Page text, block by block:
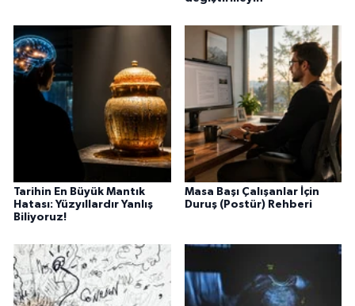
Tarihin En Büyük Mantık
Hatası: Yüzyıllardır Yanlış
Biliyoruz!
Masa Başı Çalışanlar İçin
Duruş (Postür) Rehberi